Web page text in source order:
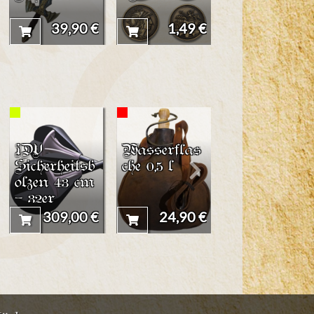
39,90 € 1,49 € 13,90 €
IDV
Sicherheitsb
olzen 43 cm
- 32er
Karton309,00 €
Wasserflas
che 0,5 l
24,90 €
Lederbeutel
mit Motiv
"Triskele"
14,90 €